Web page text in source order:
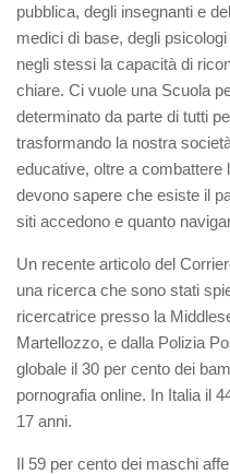
pubblica, degli insegnanti e
medici di base, degli psicologi
negli stessi la capacità di
chiare. Ci vuole una Scuola
determinato da parte di tutti
trasformando la nostra
educative, oltre a combattere
devono sapere che esiste il
siti accedono e quanto
Un recente articolo del
una ricerca che sono stati
ricercatrice presso la
Martellozzo, e dalla Polizia
globale il 30 per cento dei bam
pornografia online. In Italia il
17 anni.
Il 59 per cento dei maschi